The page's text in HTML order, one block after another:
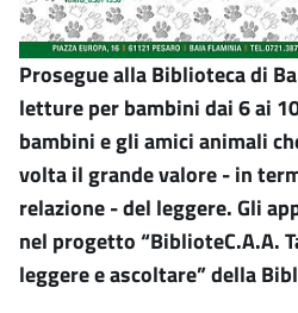
Prosegue alla Biblioteca di
letture per bambini dai 6 ai
bambini e gli amici animali
volta il grande valore - in
relazione - del leggere. Gli
nel progetto “BiblioteC.A.A.
leggere e ascoltare” della